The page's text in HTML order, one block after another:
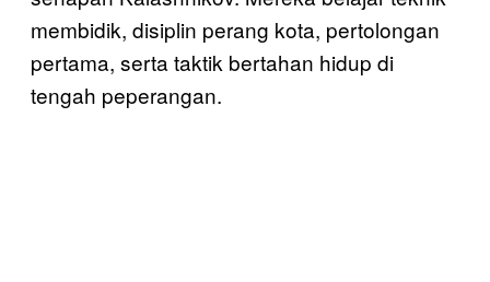
membidik, disiplin perang kota, pertolongan
pertama, serta taktik bertahan hidup di
tengah peperangan.